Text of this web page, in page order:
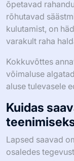
õpetavad
rõhutavad
kulutamist, on
varakult raha
Kokkuvõttes
võimaluse
aluse tulevasele
Kuidas
Lapsed saavad
osaledes